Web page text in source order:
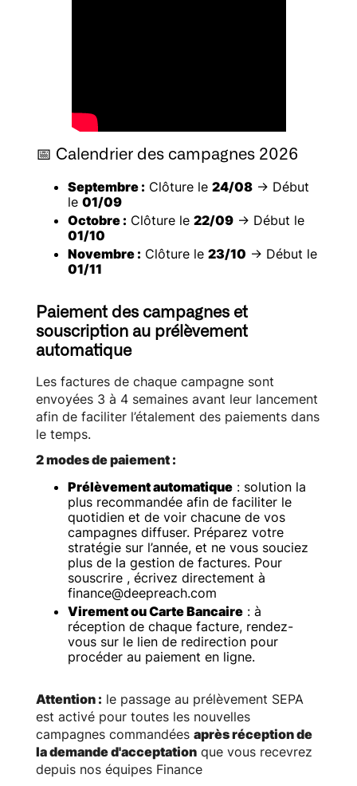
📅 Calendrier des campagnes 2026
Septembre : Clôture le 24/08→ Début
le 01/09
Octobre : Clôture le 22/09→ Début le
01/10
Novembre : Clôture le 23/10 → Début le
01/11
Paiement des campagnes et
souscription au prélèvement
automatique
Les factures de chaque campagne sont
envoyées 3 à 4 semaines avant leur lancement
afin de faciliter l’étalement des paiements dans
le temps.
2 modes de paiement :
Prélèvement automatique: solution la
plus recommandée afin de faciliter le
quotidien et de voir chacune de vos
campagnes diffuser. Préparez votre
stratégie sur l’année, et ne vous souciez
plus de la gestion de factures. Pour
souscrire , écrivez directement à
finance@deepreach.com
Virement ou Carte Bancaire: à
réception de chaque facture, rendez-
vous sur le lien de redirection pour
procéder au paiement en ligne.
Attention : le passage au prélèvement SEPA
est activé pour toutes les nouvelles
campagnes commandées après réception de
la demande d'acceptationque vous recevrez
depuis nos équipes Finance